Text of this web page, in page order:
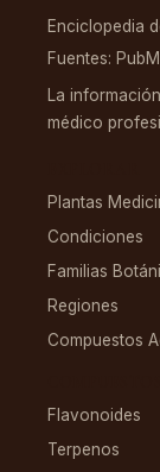
Enciclopedia
Fuentes:
La
médico
Plantas
Condiciones
Familias
Regiones
Compuestos
Flavonoides
Terpenos